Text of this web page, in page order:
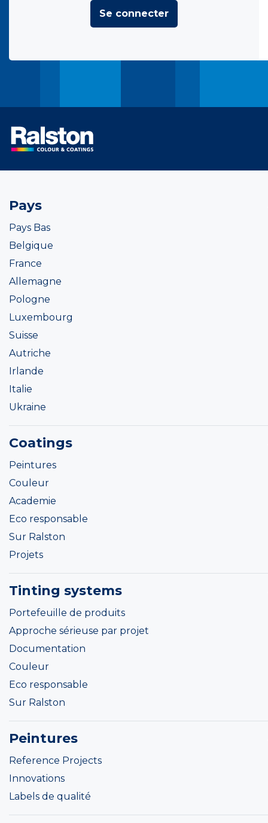
Se connecter
Pays
Pays Bas
Belgique
France
Allemagne
Pologne
Luxembourg
Suisse
Autriche
Irlande
Italie
Ukraine
Coatings
Peintures
Couleur
Academie
Eco responsable
Sur Ralston
Projets
Tinting systems
Portefeuille de produits
Approche sérieuse par projet
Documentation
Couleur
Eco responsable
Sur Ralston
Peintures
Reference Projects
Innovations
Labels de qualité